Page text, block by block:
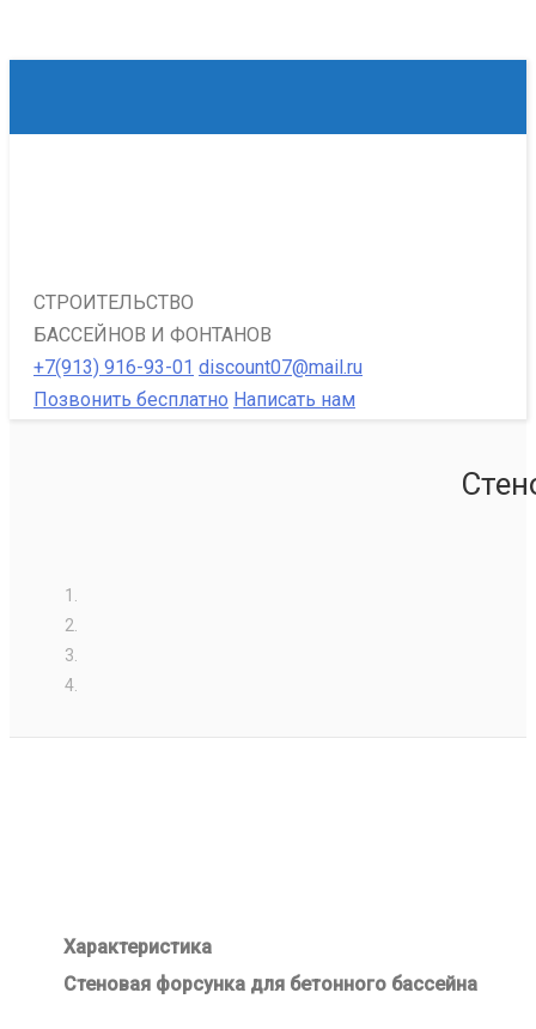
СТРОИТЕЛЬСТВО
БАССЕЙНОВ И ФОНТАНОВ
+7(913) 916-93-01 discount07@mail.ru
Позвонить бесплатно Написать нам
Характеристика
Стеновая форсунка для бетонного бассейна